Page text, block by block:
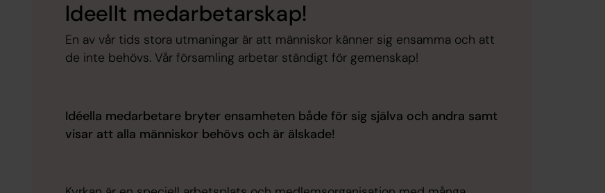
Ideellt medarbetarskap!
En av vår tids stora utmaningar är att människor känner sig ensamma och att
de inte behövs. Vår församling arbetar ständigt för gemenskap!
Idéella medarbetare bryter ensamheten både för sig själva och andra samt
visar att alla människor behövs och är älskade!